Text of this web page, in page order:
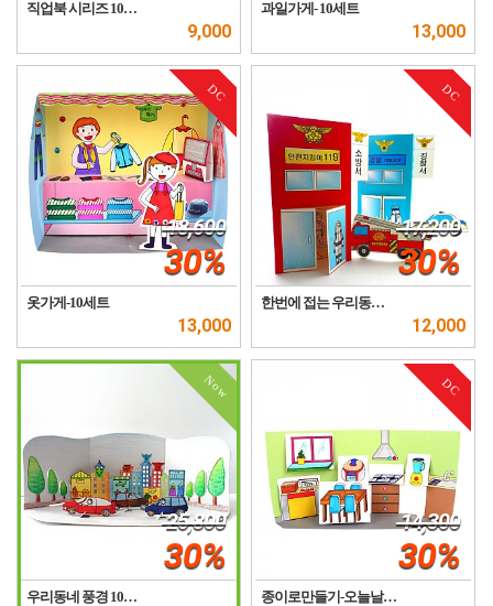
직업북 시리즈 10…
9,000
과일가게- 10세트
13,000
DC
18,600
30%
옷가게-10세트
13,000
DC
17,200
30%
한번에 접는 우리동…
12,000
Now
25,800
30%
우리동네 풍경 10…
DC
14,300
30%
종이로만들기-오늘날…